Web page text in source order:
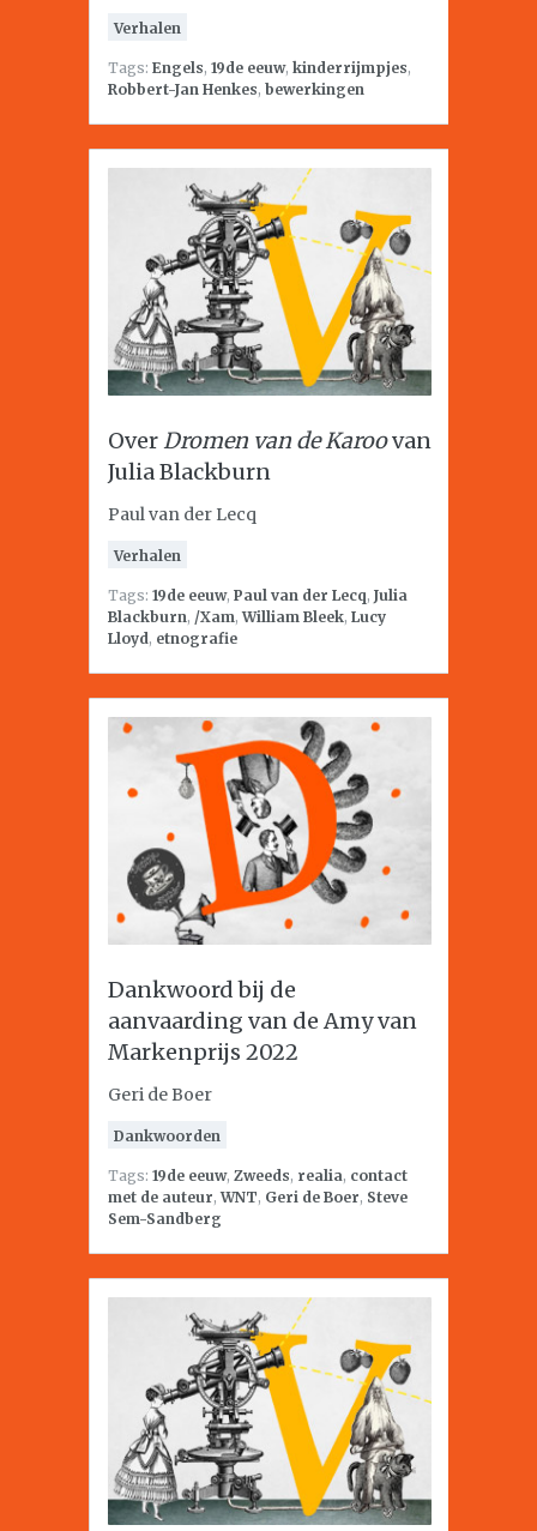
Verhalen
Tags: Engels, 19de eeuw, kinderrijmpjes,
Robbert-Jan Henkes, bewerkingen
OverDromen van de Karoovan
Julia Blackburn
Paul van der Lecq
Verhalen
Tags: 19de eeuw, Paul van der Lecq, Julia
Blackburn, /Xam,William Bleek, Lucy
Lloyd, etnografie
Dankwoord bij de
aanvaarding van de Amy van
Markenprijs 2022
Geri de Boer
Dankwoorden
Tags: 19de eeuw, Zweeds, realia, contact
met de auteur,WNT, Geri de Boer, Steve
Sem-Sandberg